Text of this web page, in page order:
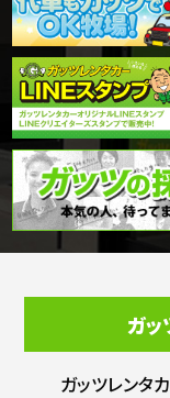
ガッ
ガッツレンタ